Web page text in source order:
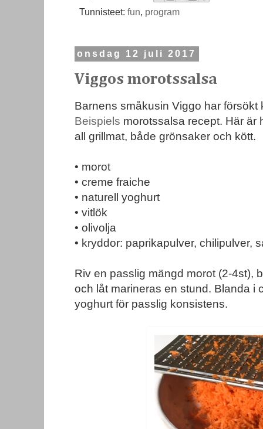
Tunnisteet: fun, program
onsdag 12 juli 2017
Viggos morotssalsa
Barnens småkusin Viggo har
Beispiels morotssalsa recept. Här är
all grillmat, både grönsaker och kött.
• morot
• creme fraiche
• naturell yoghurt
• vitlök
• olivolja
• kryddor: paprikapulver, chilipulver,
Riv en passlig mängd morot (2-4st),
och låt marineras en stund. Blanda i
yoghurt för passlig konsistens.